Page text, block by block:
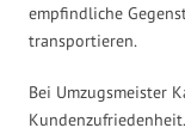
empfindliche
transportieren.
Bei Umzugsmeister